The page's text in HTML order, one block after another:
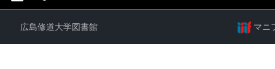
広島修道大学図書館 マニ